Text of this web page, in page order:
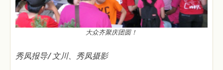
大众齐聚庆团圆！
秀凤报导/文川、秀凤摄影